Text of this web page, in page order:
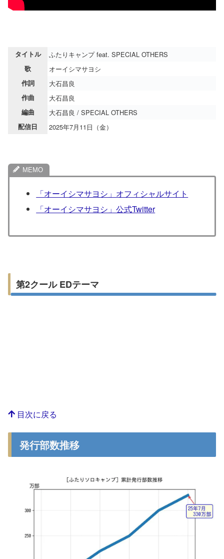
タイトル ふたりキャンプ feat. SPECIAL OTHERS
歌 オーイシマサヨシ
作詞 大石昌良
作曲 大石昌良
編曲 大石昌良 / SPECIAL OTHERS
配信日 2025年7月11日（金）
「オーイシマサヨシ」オフィシャルサイト
「オーイシマサヨシ」公式Twitter
第2クール EDテーマ
目次に戻る
発行部数推移